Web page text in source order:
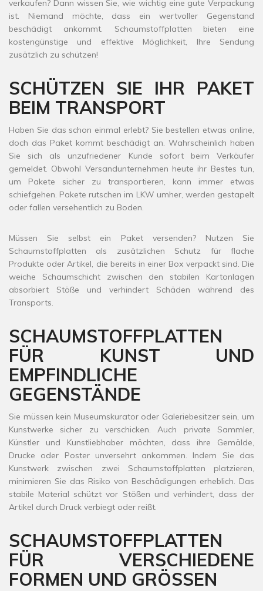
verkaufen? Dann wissen Sie, wie wichtig eine gute Verpackung
ist. Niemand möchte, dass ein wertvoller Gegenstand
beschädigt ankommt. Schaumstoffplatten bieten eine
kostengünstige und effektive Möglichkeit, Ihre Sendung
zusätzlich zu schützen!
SCHÜTZEN SIE IHR PAKET
BEIM TRANSPORT
Haben Sie das schon einmal erlebt? Sie bestellen etwas online,
doch das Paket kommt beschädigt an. Wahrscheinlich haben
Sie sich als unzufriedener Kunde sofort beim Verkäufer
gemeldet. Obwohl Versandunternehmen heute ihr Bestes tun,
um Pakete sicher zu transportieren, kann immer etwas
schiefgehen. Pakete rutschen im LKW umher, werden gestapelt
oder fallen versehentlich zu Boden.
Müssen Sie selbst ein Paket versenden? Nutzen Sie
Schaumstoffplatten als zusätzlichen Schutz für flache
Produkte oder Artikel, die bereits in einer Box verpackt sind. Die
weiche Schaumschicht zwischen den stabilen Kartonlagen
absorbiert Stöße und verhindert Schäden während des
Transports.
SCHAUMSTOFFPLATTEN
FÜR KUNST UND
EMPFINDLICHE
GEGENSTÄNDE
Sie müssen kein Museumskurator oder Galeriebesitzer sein, um
Kunstwerke sicher zu verschicken. Auch private Sammler,
Künstler und Kunstliebhaber möchten, dass ihre Gemälde,
Drucke oder Poster unversehrt ankommen. Indem Sie das
Kunstwerk zwischen zwei Schaumstoffplatten platzieren,
minimieren Sie das Risiko von Beschädigungen erheblich. Das
stabile Material schützt vor Stößen und verhindert, dass der
Artikel durch Druck verbiegt oder reißt.
SCHAUMSTOFFPLATTEN
FÜR VERSCHIEDENE
FORMEN UND GRÖSSEN